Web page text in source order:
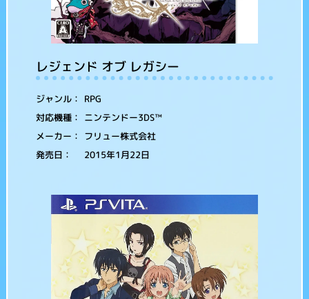
レジェンド オブ レガシー
ジャンル： RPG
対応機種： ニンテンドー3DS™
メーカー： フリュー株式会社
発売日： 2015年1月22日